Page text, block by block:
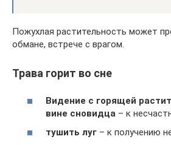
Пожухлая растительность может
обмане, встрече с врагом.
Трава горит во сне
Видение с горящей
вине сновидца – к
тушить луг – к получению